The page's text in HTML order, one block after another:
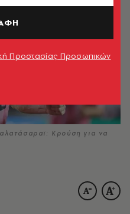
Κρούση για να
Προστασίας Προσωπικών